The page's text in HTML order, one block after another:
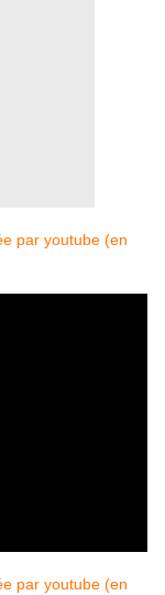
par youtube (en
par youtube (en